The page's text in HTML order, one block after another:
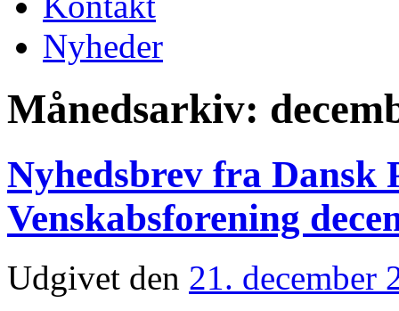
Nyheder
Månedsarkiv:
Nyhedsbrev fra Dansk
Venskabsforening
Udgivet den 21. december